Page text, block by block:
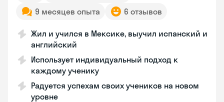
9 месяцев опыта
6 отзывов
Жил и учился в Мексике, выучил испанский и
английский
Использует индивидуальный подход к
каждому ученику
Радуется успехам своих учеников на новом
уровне